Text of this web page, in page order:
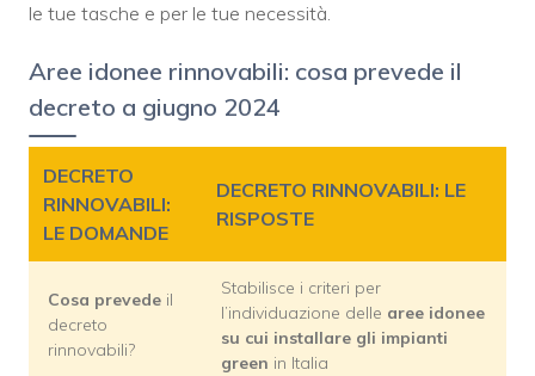
le tue tasche e per le tue necessità.
Aree idonee rinnovabili: cosa prevede il
decreto a giugno 2024
DECRETO
RINNOVABILI:
LE DOMANDE
DECRETO RINNOVABILI: LE
RISPOSTE
Cosa prevede il
decreto
rinnovabili?
Stabilisce i criteri per
l’individuazione delle aree idonee
su cui installare gli impianti
green in Italia